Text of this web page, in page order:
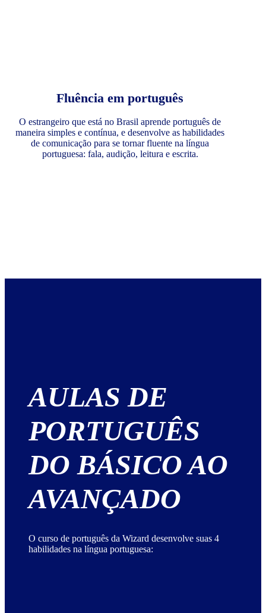
Fluência em português
O estrangeiro que está no Brasil aprende português de
maneira simples e contínua, e desenvolve as habilidades
de comunicação para se tornar fluente na língua
portuguesa: fala, audição, leitura e escrita.
AULAS DE
PORTUGUÊS
DO BÁSICO AO
AVANÇADO
O curso de português da Wizard desenvolve suas 4
habilidades na língua portuguesa: